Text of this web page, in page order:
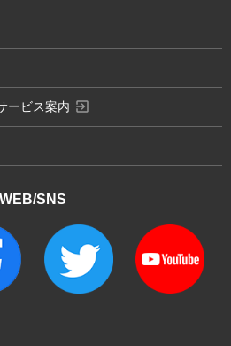
SNS
ービス案内 exit_to_app